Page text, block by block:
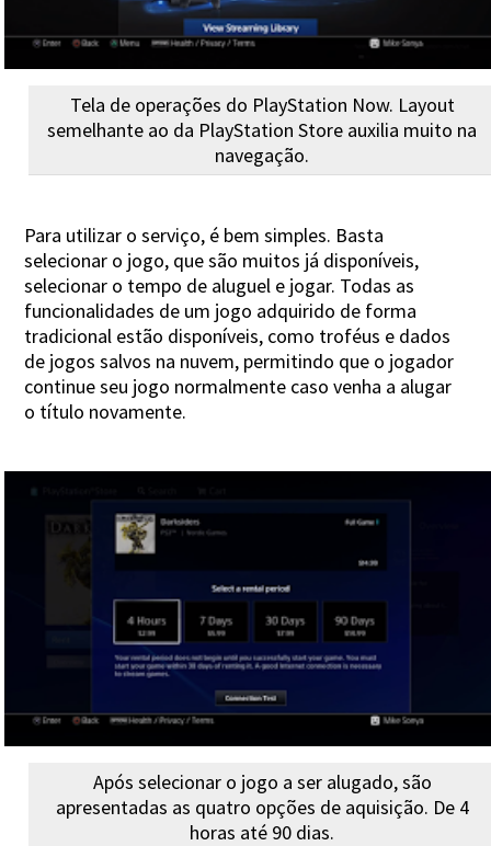
Tela de operações do PlayStation Now. Layout
semelhante ao da PlayStation Store auxilia muito na
navegação.
Para utilizar o serviço, é bem simples. Basta
selecionar o jogo, que são muitos já disponíveis,
selecionar o tempo de aluguel e jogar. Todas as
funcionalidades de um jogo adquirido de forma
tradicional estão disponíveis, como troféus e dados
de jogos salvos na nuvem, permitindo que o jogador
continue seu jogo normalmente caso venha a alugar
o título novamente.
Após selecionar o jogo a ser alugado, são
apresentadas as quatro opções de aquisição. De 4
horas até 90 dias.